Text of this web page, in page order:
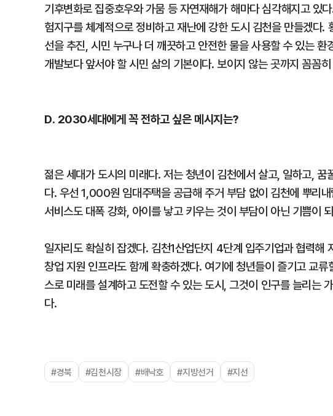
기후변화로 집중호우와 가뭄 등 자연재해가 해마다 심각해지고 있
험지구를 체계적으로 정비하고 재난에 강한 도시 김천을 만들겠다
선을 추진, 시민 누구나 더 깨끗하고 안전한 물을 사용할 수 있는
개발보다 앞서야 할 시민 삶의 기본이다. 보이지 않는 곳까지 꼼꼼
D. 2030세대에게 꼭 전하고 싶은 메시지는?
젊은 세대가 도시의 미래다. 저는 청년이 김천에서 살고, 일하고,
다. 우선 1,000원 임대주택을 공급해 주거 부담 없이 김천에 뿌리
서비스도 대폭 강화, 아이를 낳고 키우는 것이 부담이 아닌 기쁨이
일자리도 확실히 잡겠다. 김천1산업단지 4단계 입주기업과 협력해
창업 지원 인프라도 함께 확충하겠다. 여기에 청년들이 즐기고 교
스로 미래를 설계하고 도전할 수 있는 도시, 그것이 인구를 늘리는
다.
#경북 #김천시장 #배낙호 #지방선거 #지선